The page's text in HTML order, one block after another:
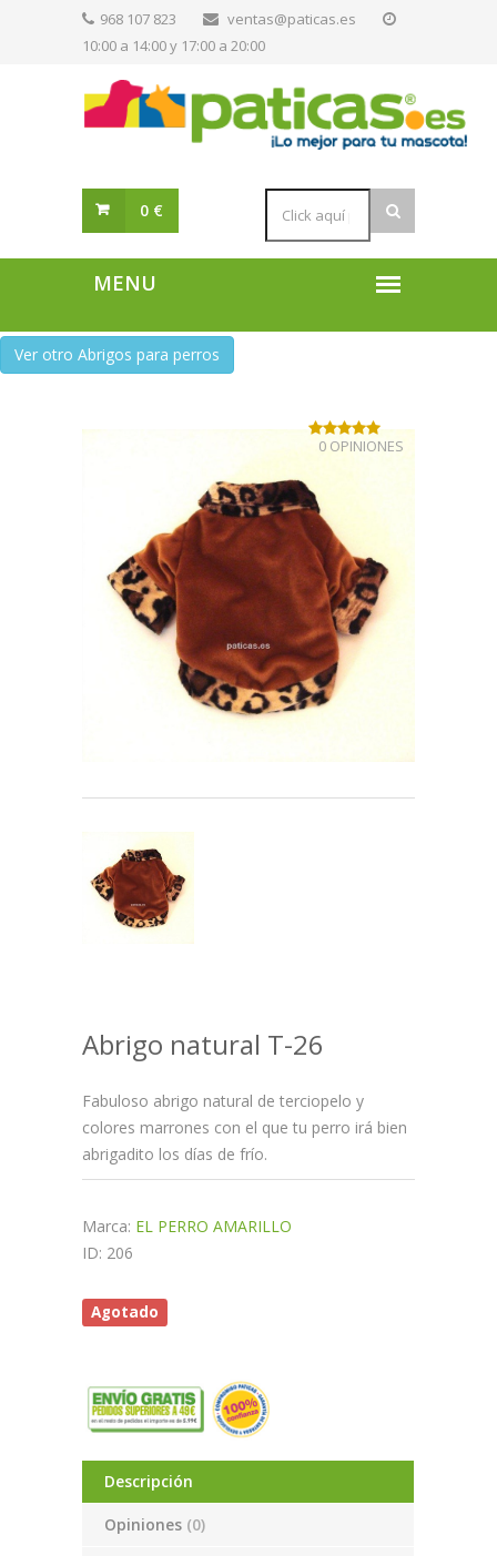
968 107 823
ventas@paticas.es
10:00 a 14:00 y 17:00 a 20:00
0 €
Ver otro Abrigos para perros
Abrigo natural T-26
0 OPINIONES
Fabuloso abrigo natural de terciopelo y
colores marrones con el que tu perro irá bien
abrigadito los días de frío.
Marca: EL PERRO AMARILLO
ID: 206
Agotado
Descripción
Opiniones (0)